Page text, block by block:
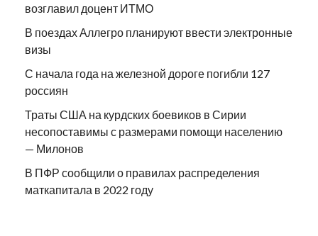
возглавил доцент ИТМО
В поездах Аллегро планируют ввести электронные
визы
С начала года на железной дороге погибли 127
россиян
Траты США на курдских боевиков в Сирии
несопоставимы с размерами помощи населению
— Милонов
В ПФР сообщили о правилах распределения
маткапитала в 2022 году